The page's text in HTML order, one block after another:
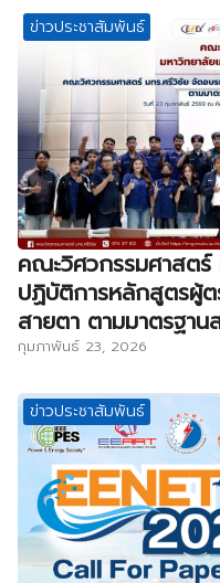
ข่าวประชาสัมพันธ์
คณะวิศวกรรมศาสตร์
ปฏิบัติการหลักสูตรผู้
สายตา ตามมาตรฐาน
กุมภาพันธ์ 23, 2026
ข่าวประชาสัมพันธ์